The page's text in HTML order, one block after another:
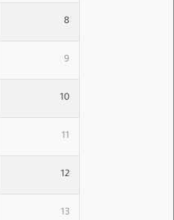
8
9
10
11
12
13